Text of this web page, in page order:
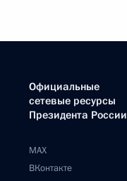
Официальные
сетевые ресурсы
Президента России
MAX
ВКонтакте